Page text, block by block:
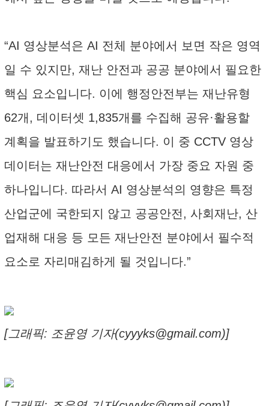
“AI 영상분석은 AI 전체 분야에서 보면 작은 영역
일 수 있지만, 재난 안전과 공공 분야에서 필요한
핵심 요소입니다. 이에 행정안전부는 재난유형
62개, 데이터셋 1,835개를 수집해 공유·활용할
계획을 발표하기도 했습니다. 이 중 CCTV 영상
데이터는 재난안전 대응에서 가장 중요 자원 중
하나입니다. 따라서 AI 영상분석의 영향은 특정
산업군에 국한되지 않고 공공안전, 사회재난, 산
업재해 대응 등 모든 재난안전 분야에서 필수적
요소로 자리매김하게 될 것입니다.”
[그래픽: 조윤영 기자(cyyyks@gmail.com)]